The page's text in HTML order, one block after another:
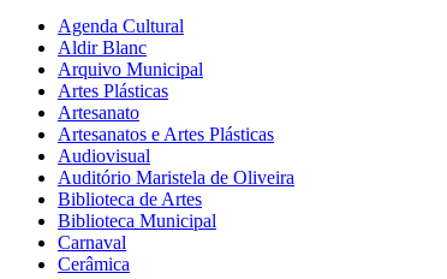
Agenda Cultural
Aldir Blanc
Arquivo Municipal
Artes Plásticas
Artesanato
Artesanatos e Artes Plásticas
Audiovisual
Auditório Maristela de Oliveira
Biblioteca de Artes
Biblioteca Municipal
Carnaval
Cerâmica